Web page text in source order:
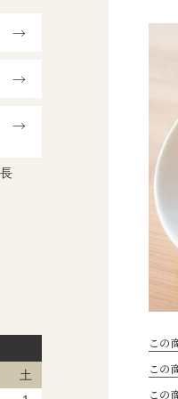
この
この
この
土